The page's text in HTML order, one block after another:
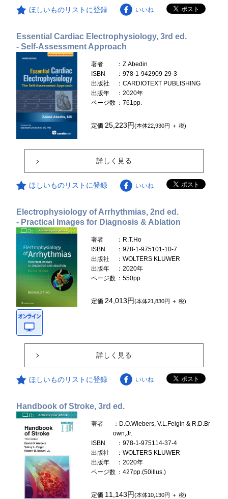
ほしいものリストに登録 いいね
Essential Cardiac Electrophysiology, 3rd ed.
- Self-Assessment Approach
著者
：Z.Abedin
ISBN
：978-1-942909-29-3
出版社
：CARDIOTEXT PUBLISHING
出版年
：2020年
ページ数 ：761pp.
定価 25,223円(本体22,930円 ＋ 税)
詳しく見る
ほしいものリストに登録 いいね
Electrophysiology of Arrhythmias, 2nd ed.
- Practical Images for Diagnosis & Ablation
著者
：R.T.Ho
ISBN
：978-1-975101-10-7
出版社
：WOLTERS KLUWER
出版年
：2020年
ページ数 ：550pp.
定価24,013円(本体21,830円 ＋ 税)
詳しく見る
ほしいものリストに登録 いいね
Handbook of Stroke, 3rd ed.
著者
：D.O.Wiebers, V.L.Feigin & R.D.Br
own,Jr.
ISBN
：978-1-975114-37-4
出版社
：WOLTERS KLUWER
出版年
：2020年
ページ数 ：427pp.(50illus.)
定価 11,143円(本体10,130円 ＋ 税)